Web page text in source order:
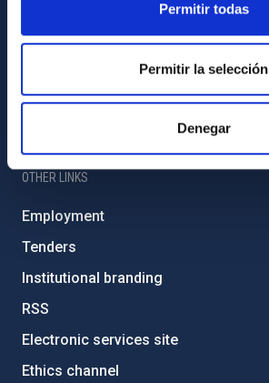
Permitir todas
Permitir la selección
Denegar
Privacy policy
Cookies policy
OTHER LINKS
Employment
Tenders
Institutional branding
RSS
Electronic services site
Ethics channel